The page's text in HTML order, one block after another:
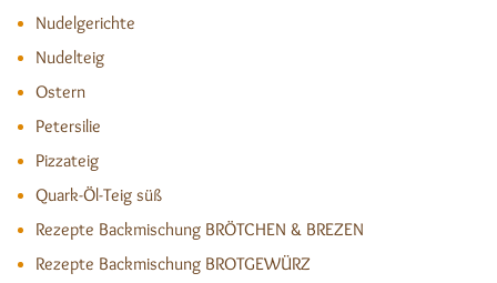
Nudelgerichte
Nudelteig
Ostern
Petersilie
Pizzateig
Quark-Öl-Teig süß
Rezepte Backmischung BRÖTCHEN & BREZEN
Rezepte Backmischung BROTGEWÜRZ